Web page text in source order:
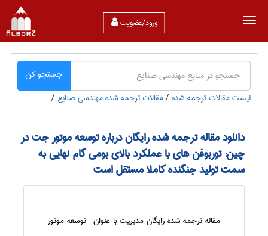
ورود/عضویت
جستجو کن
لیست مقالات ترجمه شده/مقالات ترجمه شده مهندسی صنايع/
دانلود مقاله ترجمه شده رایگان درباره توسعه موتور جت در
چین: توربوفن های با عملکرد بالای بومی گام نهایی به
سمت تولید جنگنده کاملا مستقل است
مقاله ترجمه شده رایگان مدیریت با عنوان : توسعه موتور